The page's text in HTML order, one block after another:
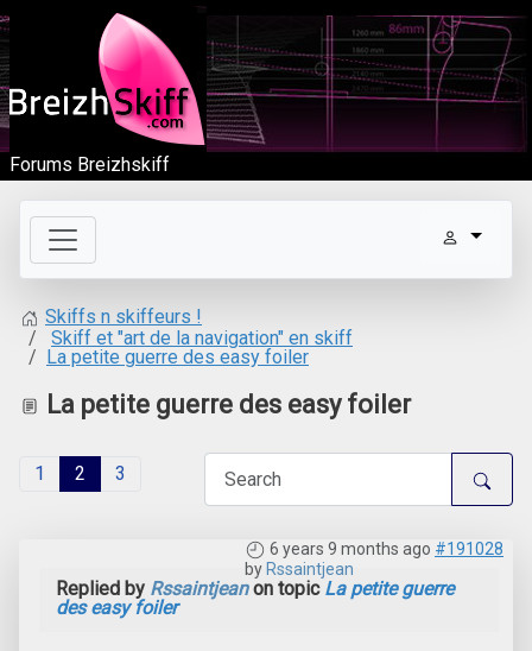
Forums Breizhskiff
Skiffs n skiffeurs !
Skiff et "art de la navigation" en skiff
La petite guerre des easy foiler
La petite guerre des easy foiler
1 2 3
6 years 9 months ago #191028
by Rssaintjean
Replied by Rssaintjeanon topic La petite guerre
des easy foiler